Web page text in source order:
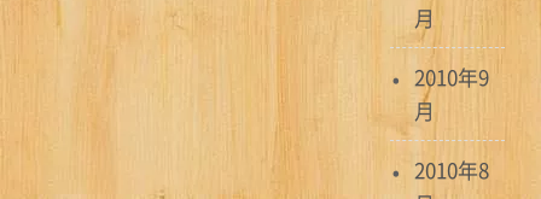
月
2010年9
月
2010年8